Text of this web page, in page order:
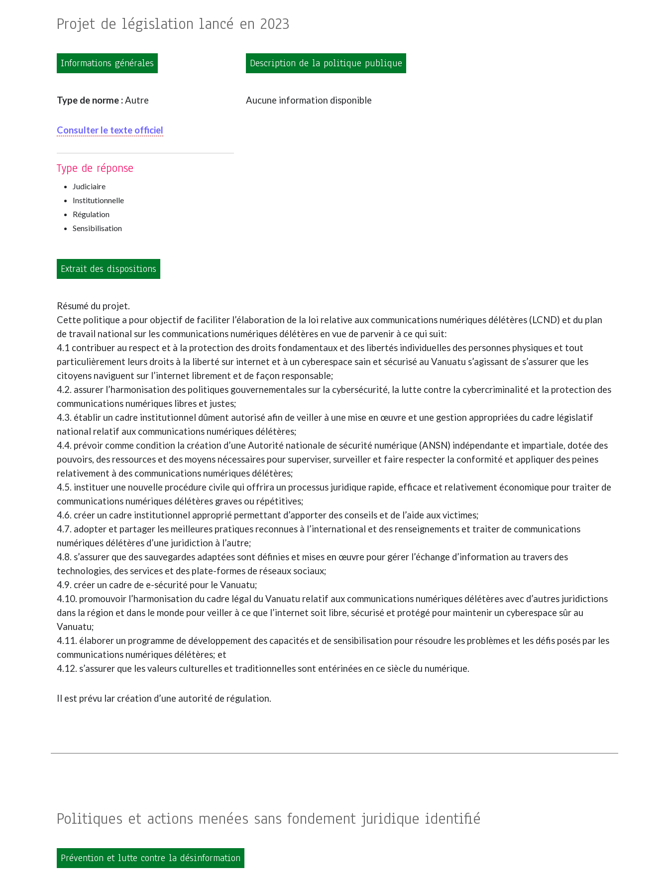
Projet de législation lancé en 2023
Informations générales
Type de norme :Autre
Consulter le texte officiel
Type de réponse
Judiciaire
Institutionnelle
Régulation
Sensibilisation
Description de la politique publique
Aucune information disponible
Extrait des dispositions
Résumé du projet.
Cette politique a pour objectif de faciliter l’élaboration de la loi relative aux communications numériques délétères (LCND) et du plan
de travail national sur les communications numériques délétères en vue de parvenir à ce qui suit:
4.1 contribuer au respect et à la protection des droits fondamentaux et des libertés individuelles des personnes physiques et tout
particulièrement leurs droits à la liberté sur internet et à un cyberespace sain et sécurisé au Vanuatu s’agissant de s’assurer que les
citoyens naviguent sur l’internet librement et de façon responsable;
4.2. assurer l’harmonisation des politiques gouvernementales sur la cybersécurité, la lutte contre la cybercriminalité et la protection des
communications numériques libres et justes;
4.3. établir un cadre institutionnel dûment autorisé afin de veiller à une mise en œuvre et une gestion appropriées du cadre législatif
national relatif aux communications numériques délétères;
4.4. prévoir comme condition la création d’une Autorité nationale de sécurité numérique (ANSN) indépendante et impartiale, dotée des
pouvoirs, des ressources et des moyens nécessaires pour superviser, surveiller et faire respecter la conformité et appliquer des peines
relativement à des communications numériques délétères;
4.5. instituer une nouvelle procédure civile qui offrira un processus juridique rapide, efficace et relativement économique pour traiter de
communications numériques délétères graves ou répétitives;
4.6. créer un cadre institutionnel approprié permettant d’apporter des conseils et de l’aide aux victimes;
4.7. adopter et partager les meilleures pratiques reconnues à l’international et des renseignements et traiter de communications
numériques délétères d’une juridiction à l’autre;
4.8. s’assurer que des sauvegardes adaptées sont définies et mises en œuvre pour gérer l’échange d’information au travers des
technologies, des services et des plate-formes de réseaux sociaux;
4.9. créer un cadre de e-sécurité pour le Vanuatu;
4.10. promouvoir l’harmonisation du cadre légal du Vanuatu relatif aux communications numériques délétères avec d’autres juridictions
dans la région et dans le monde pour veiller à ce que l’internet soit libre, sécurisé et protégé pour maintenir un cyberespace sûr au
Vanuatu;
4.11. élaborer un programme de développement des capacités et de sensibilisation pour résoudre les problèmes et les défis posés par les
communications numériques délétères; et
4.12. s’assurer que les valeurs culturelles et traditionnelles sont entérinées en ce siècle du numérique.
Il est prévu lar création d’une autorité de régulation.
Politiques et actions menées sans fondement juridique identifié
Prévention et lutte contre la désinformation